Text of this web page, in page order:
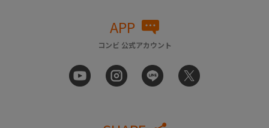
APP
コンビ 公式アカウント